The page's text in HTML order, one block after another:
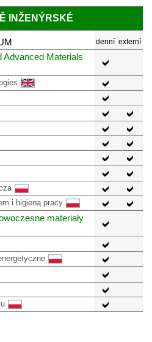
INŽENÝRSKÉ
denní externí
Advanced Materials
i higieną pracy
materiały